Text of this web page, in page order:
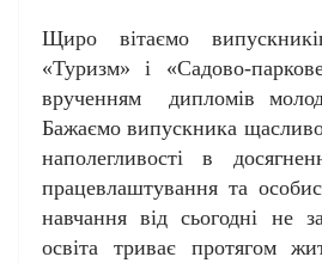
Щиро вітаємо
«Туризм» і «Садово-
врученням дипломів
Бажаємо випускника
наполегливості в
працевлаштування та
навчання від сьогодні не
освіта триває протягом